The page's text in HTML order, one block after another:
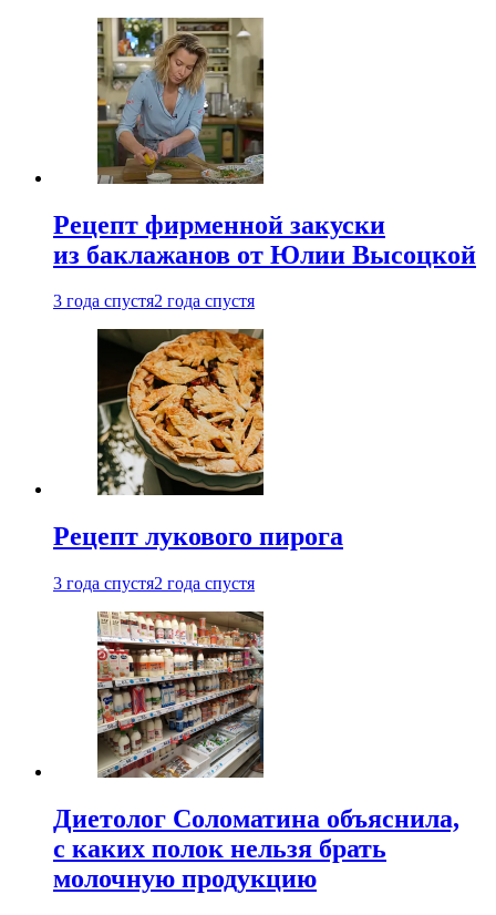
Рецепт фирменной закуски
из баклажанов от Юлии Высоцкой
3 года спустя2 года спустя
Рецепт лукового пирога
3 года спустя2 года спустя
Диетолог Соломатина объяснила,
с каких полок нельзя брать
молочную продукцию